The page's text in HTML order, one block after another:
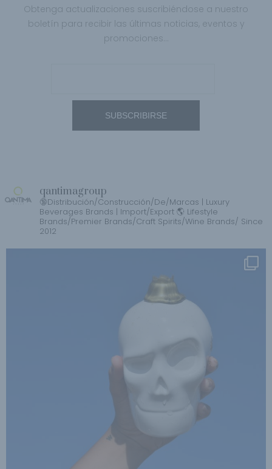
Obtenga actualizaciones suscribiéndose a nuestro
boletín para recibir las últimas noticias, eventos y
promociones…
qantimagroup
🔞Distribución/Construcción/De/Marcas | Luxury
Beverages Brands | Import/Export 🌎 Lifestyle
Brands/Premier Brands/Craft Spirits/Wine Brands/ Since
2012